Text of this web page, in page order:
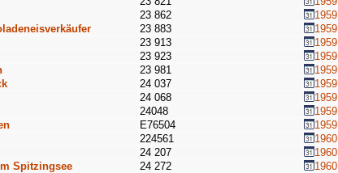
23 862
1959
23 883
1959
23 913
1959
23 923
1959
23 981
1959
24 037
1959
24 068
1959
24048
1959
E76504
1959
224561
1960
24 207
1960
Spitzingsee
24 272
1960